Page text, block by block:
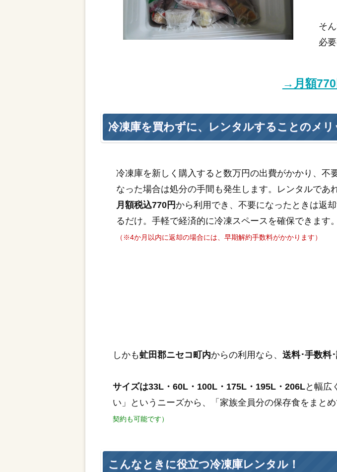
そ
必
→月額
冷凍庫を買わずに、レンタルすることのメリ
冷凍庫を新しく購入すると数万円の出費がかかり、不
なった場合は処分の手間も発生します。レンタルであ
月額税込770円から利用でき、不要になったときは返
るだけ。手軽で経済的に冷凍スペースを確保できます。
（※4か月以内に返却の場合には、早期解約手数料がかかります）
しかも虻田郡ニセコ町内からの利用なら、送料･手数料
サイズは33L・60L・100L・175L・195L・206Lと幅広
い」というニーズから、「家族全員分の保存食をまと
契約も可能です）
こんなときに役立つ冷凍庫レンタル！